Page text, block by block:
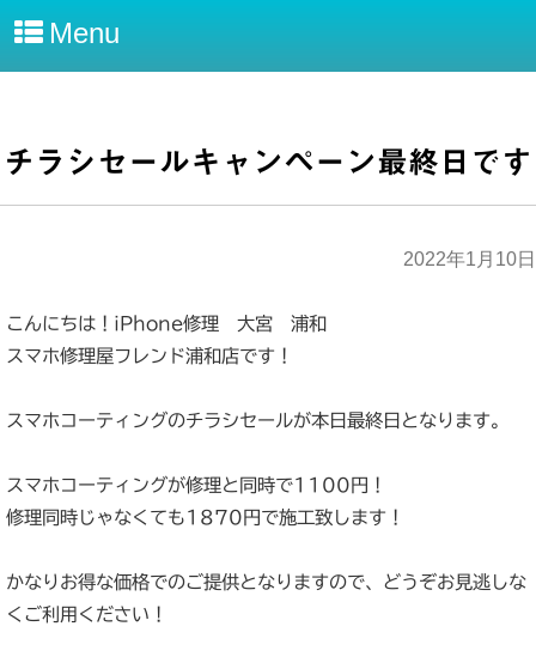
Menu
チラシセールキャンペーン最終日です
2022年1月10日
こんにちは！iPhone修理 大宮 浦和
スマホ修理屋フレンド浦和店です！
スマホコーティングのチラシセールが本日最終日となります。
スマホコーティングが修理と同時で1100円！
修理同時じゃなくても1870円で施工致します！
かなりお得な価格でのご提供となりますので、どうぞお見逃しな
くご利用ください！